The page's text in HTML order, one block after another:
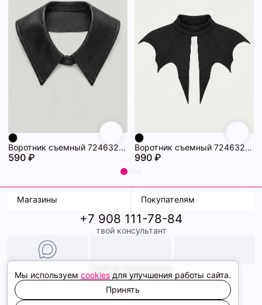
Воротник съемный 72463234\15
590 ₽
Воротник съемный 72463233\15
990 ₽
Магазины
ТК Терминал
ТРК Континент
Покупателям
Доставка
Условия оплаты
Образы
+7 908 111-78-84
твой консультант
Политика конфиденциальности
Соглашение cookie
Сайт создали
Мы используем cookies для улучшения работы сайта.
Принять